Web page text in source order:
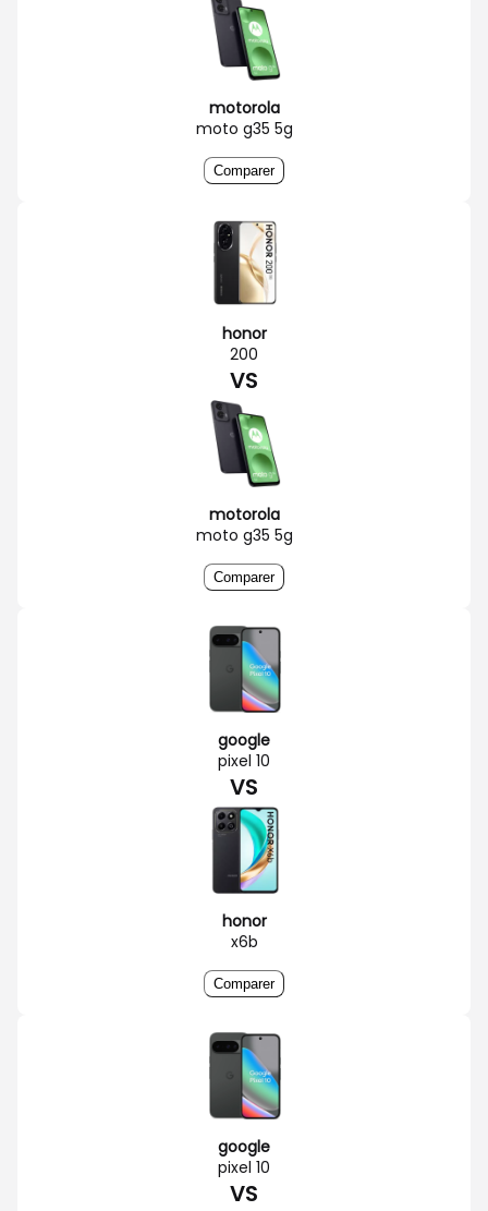
motorola
moto g35 5g
Comparer
honor
200
VS
motorola
moto g35 5g
Comparer
google
pixel 10
VS
honor
x6b
Comparer
google
pixel 10
VS